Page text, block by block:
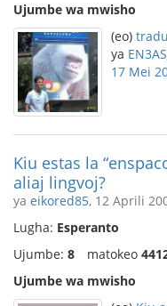
Ujumbe wa mwisho
(eo)
ya
17 Mei
Kiu estas la
aliaj lingvoj?
ya eikored85, 12 Aprili
Lugha: Esperanto
Ujumbe: 8 matokeo
Ujumbe wa mwisho